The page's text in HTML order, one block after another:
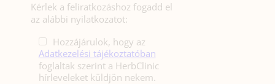
Kérlek a feliratkozáshoz fogadd el
az alábbi nyilatkozatot:
Hozzájárulok, hogy az
Adatkezelési tájékoztatóban
foglaltak szerint a HerbClinic
hírleveleket küldjön nekem.